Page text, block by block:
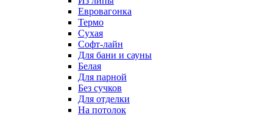
Евровагонка
Термо
Сухая
Софт-лайн
Для бани и сауны
Белая
Для парной
Без сучков
Для отделки
На потолок